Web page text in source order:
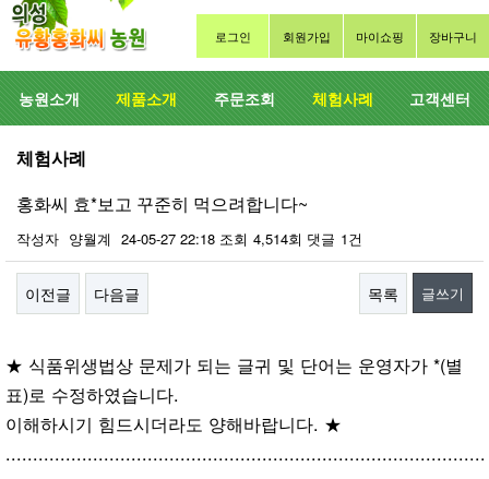
로그인 회원가입 마이쇼핑 장바구니
농원소개 제품소개 주문조회 체험사례 고객센터
체험사례
홍화씨 효*보고 꾸준히 먹으려합니다~
작성자 양월계 24-05-27 22:18 조회 4,514회 댓글 1건
이전글 다음글 목록 글쓰기
★ 식품위생법상 문제가 되는 글귀 및 단어는 운영자가 *(별
표)로 수정하였습니다.
이해하시기 힘드시더라도 양해바랍니다. ★